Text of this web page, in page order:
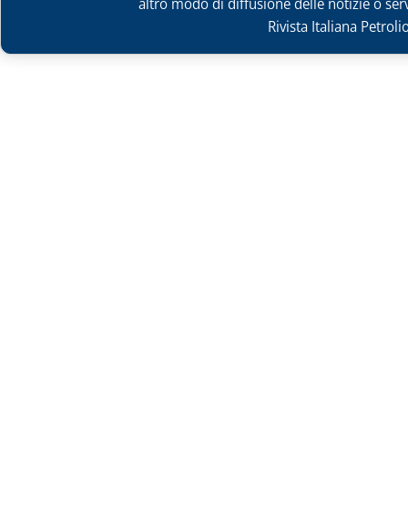
Rivista Italiana